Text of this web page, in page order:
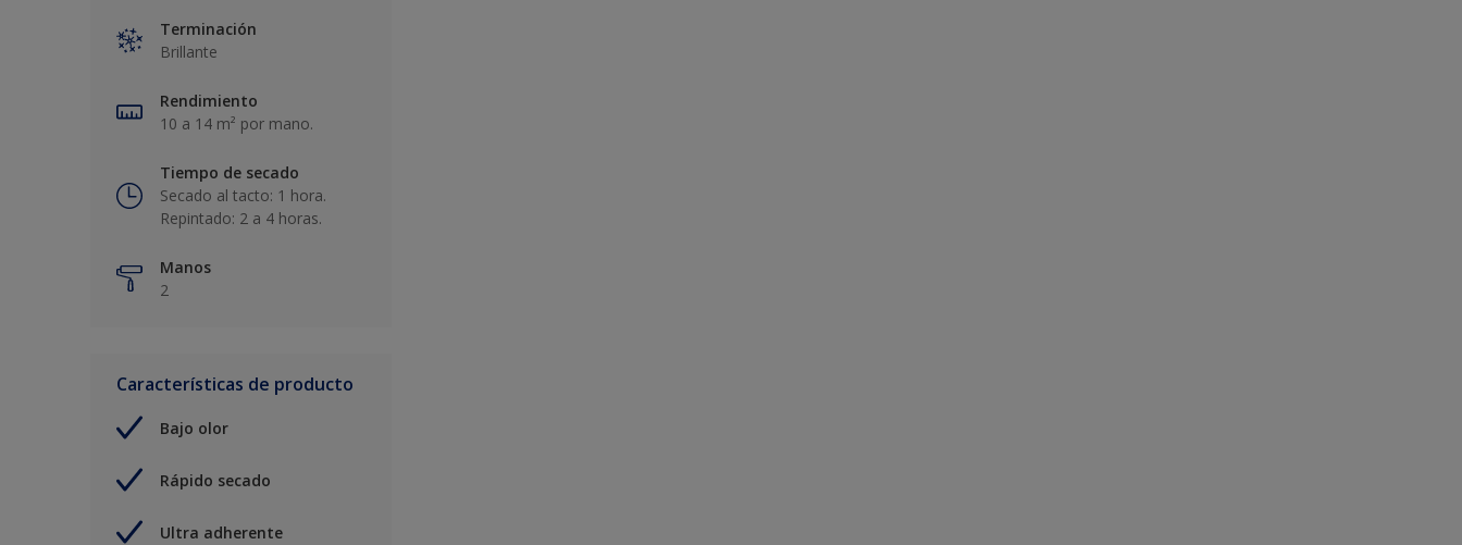
Terminación
Brillante
Rendimiento
10 a 14 m² por mano.
Tiempo de secado
Secado al tacto: 1 hora.
Repintado: 2 a 4 horas.
Manos
2
Características de producto
Bajo olor
Rápido secado
Ultra adherente